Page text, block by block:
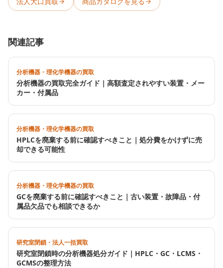
関連記事
分析機器・理化学機器の買取
分析機器の買取完全ガイド｜高額査定されやすい装置・メー
カー・付属品
分析機器・理化学機器の買取
HPLCを廃棄する前に確認すべきこと｜処分費をかけずに売
却できる可能性
分析機器・理化学機器の買取
GCを廃棄する前に確認すべきこと｜古い装置・故障品・付
属品欠品でも相談できるか
研究室閉鎖・法人一括買取
研究室閉鎖時の分析機器処分ガイド｜HPLC・GC・LCMS・
GCMSの整理方法